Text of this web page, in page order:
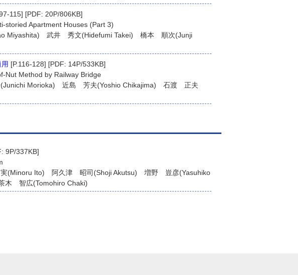
115] [PDF: 20P/806KB]
storied Apartment Houses (Part 3)
武井 秀文(Hidefumi Takei) 橋本 順次(Junji
[P.116-128] [PDF: 14P/533KB]
Nut Method by Railway Bridge
Morioka) 近島 芳夫(Yoshio Chikajima) 石渡 正夫
9P/337KB]
Ito) 阿久津 昭司(Shoji Akutsu) 増野 豈彦(Yasuhiko
智広(Tomohiro Chaki)